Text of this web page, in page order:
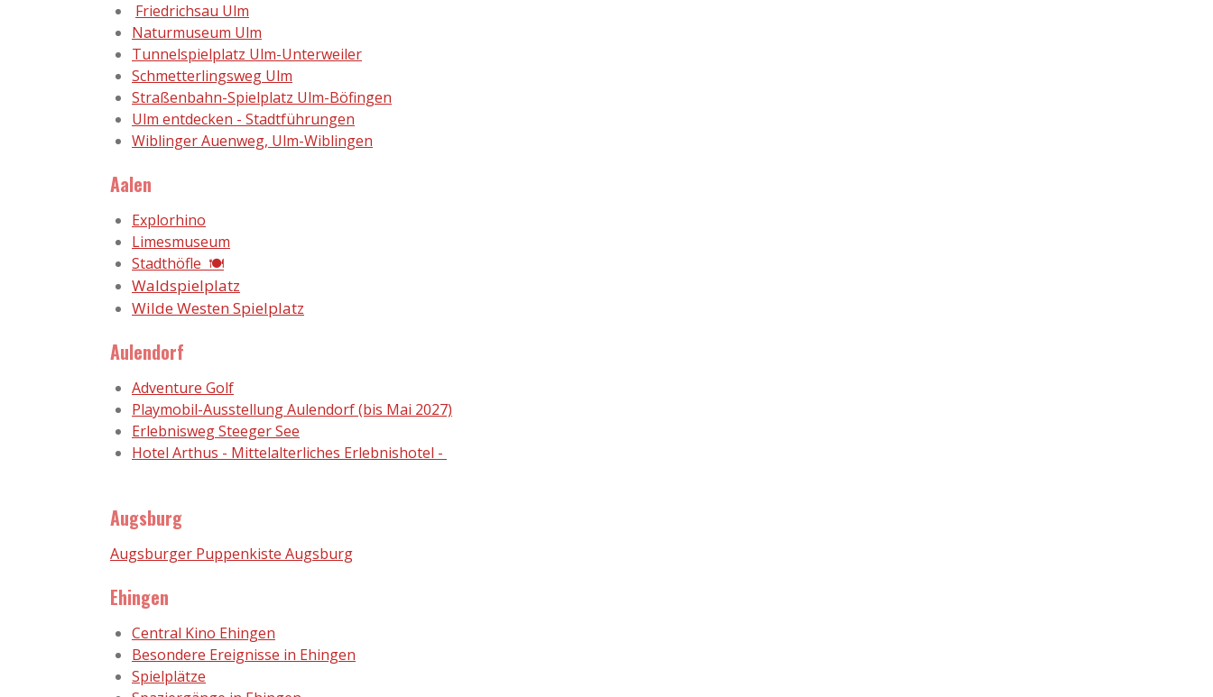
Friedrichsau Ulm
Naturmuseum Ulm
Tunnelspielplatz Ulm-Unterweiler
Schmetterlingsweg Ulm
Straßenbahn-Spielplatz Ulm-Böfingen
Ulm entdecken - Stadtführungen
Wiblinger Auenweg, Ulm-Wiblingen
Aalen
Explorhino
Limesmuseum
Stadthöfle 🍽
Waldspielplatz
Wilde Westen Spielplatz
Aulendorf
Adventure Golf
Playmobil-Ausstellung Aulendorf (bis Mai 2027)
Erlebnisweg Steeger See
Hotel Arthus - Mittelalterliches Erlebnishotel -
Augsburg
Augsburger Puppenkiste Augsburg
Ehingen
Central Kino Ehingen
Besondere Ereignisse in Ehingen
Spielplätze